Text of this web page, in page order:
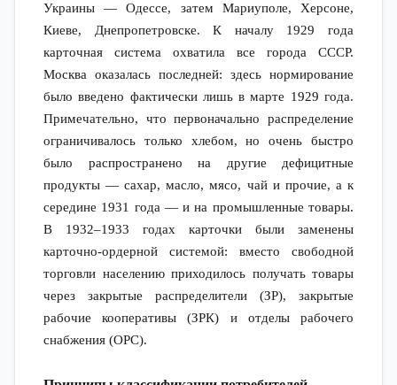
Украины — Одессе, затем Мариуполе, Херсоне,
Киеве, Днепропетровске. К началу 1929 года
карточная система охватила все города СССР.
Москва оказалась последней: здесь нормирование
было введено фактически лишь в марте 1929 года.
Примечательно, что первоначально распределение
ограничивалось только хлебом, но очень быстро
было распространено на другие дефицитные
продукты — сахар, масло, мясо, чай и прочие, а к
середине 1931 года — и на промышленные товары.
В 1932–1933 годах карточки были заменены
карточно-ордерной системой: вместо свободной
торговли населению приходилось получать товары
через закрытые распределители (ЗР), закрытые
рабочие кооперативы (ЗРК) и отделы рабочего
снабжения (ОРС).